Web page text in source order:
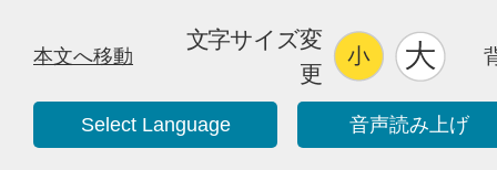
本文へ移動
文字サイズ変
更
Select Language 音声読み上げ